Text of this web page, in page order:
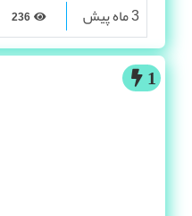
3 ماه پیش
1